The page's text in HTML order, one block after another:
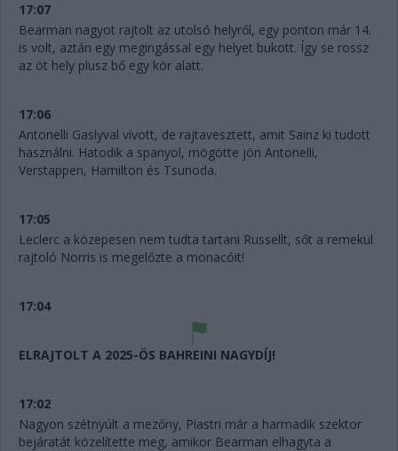
17:07
Bearman nagyot rajtolt az utolsó helyről, egy ponton már 14.
is volt, aztán egy megingással egy helyet bukott. Így se rossz
az öt hely plusz bő egy kör alatt.
17:06
Antonelli Gaslyval vívott, de rajtavesztett, amit Sainz ki tudott
használni. Hatodik a spanyol, mögötte jön Antonelli,
Verstappen, Hamilton és Tsunoda.
17:05
Leclerc a közepesen nem tudta tartani Russellt, sőt a remekül
rajtoló Norris is megelőzte a monacóit!
17:04
ELRAJTOLT A 2025-ÖS BAHREINI NAGYDÍJ!
17:02
Nagyon szétnyúlt a mezőny, Piastri már a harmadik szektor
bejáratát közelítette meg, amikor Bearman elhagyta a